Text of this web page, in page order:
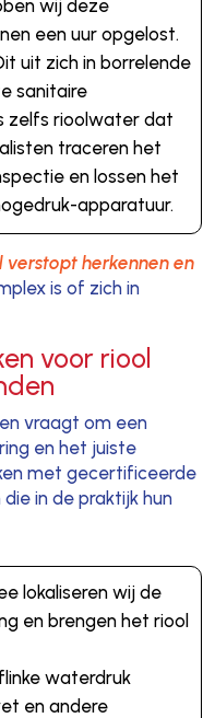
wij deze
een uur opgelost.
uit zich in borrelende
sanitaire
zelfs rioolwater dat
traceren het
en lossen het
apparatuur.
verstopt herkennen en
is of zich in
voor riool
vraagt om een
en het juiste
met gecertificeerde
in de praktijk hun
lokaliseren wij de
en brengen het riool
waterdruk
en andere